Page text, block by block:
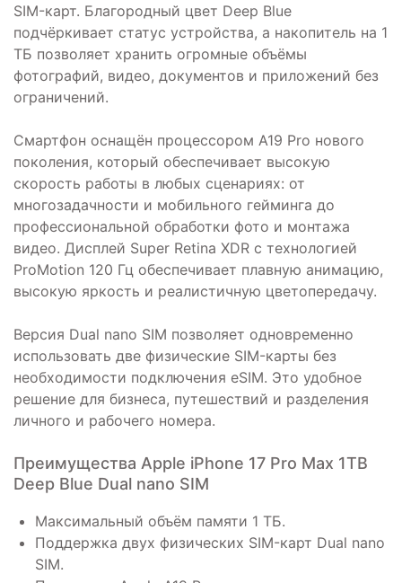
SIM-карт. Благородный цвет Deep Blue
подчёркивает статус устройства, а накопитель на 1
ТБ позволяет хранить огромные объёмы
фотографий, видео, документов и приложений без
ограничений.
Смартфон оснащён процессором A19 Pro нового
поколения, который обеспечивает высокую
скорость работы в любых сценариях: от
многозадачности и мобильного гейминга до
профессиональной обработки фото и монтажа
видео. Дисплей Super Retina XDR с технологией
ProMotion 120 Гц обеспечивает плавную анимацию,
высокую яркость и реалистичную цветопередачу.
Версия Dual nano SIM позволяет одновременно
использовать две физические SIM-карты без
необходимости подключения eSIM. Это удобное
решение для бизнеса, путешествий и разделения
личного и рабочего номера.
Преимущества Apple iPhone 17 Pro Max 1TB
Deep Blue Dual nano SIM
Максимальный объём памяти 1 ТБ.
Поддержка двух физических SIM-карт Dual nano
SIM.